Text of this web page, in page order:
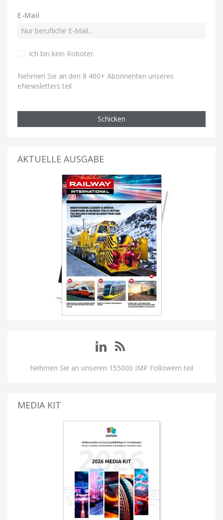
E-Mail
Ich bin kein Roboter.
Nehmen Sie an den 8 400+ Abonnenten unseres
eNewsletters teil
Schicken
AKTUELLE AUSGABE
Nehmen Sie an unseren 155000 IMP Followern teil
MEDIA KIT